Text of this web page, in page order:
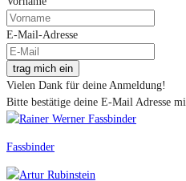
E-Mail-Adresse
trag mich ein
Vielen Dank für deine Anmeldung!
Bitte bestätige deine E-Mail Adresse
Fassbinder